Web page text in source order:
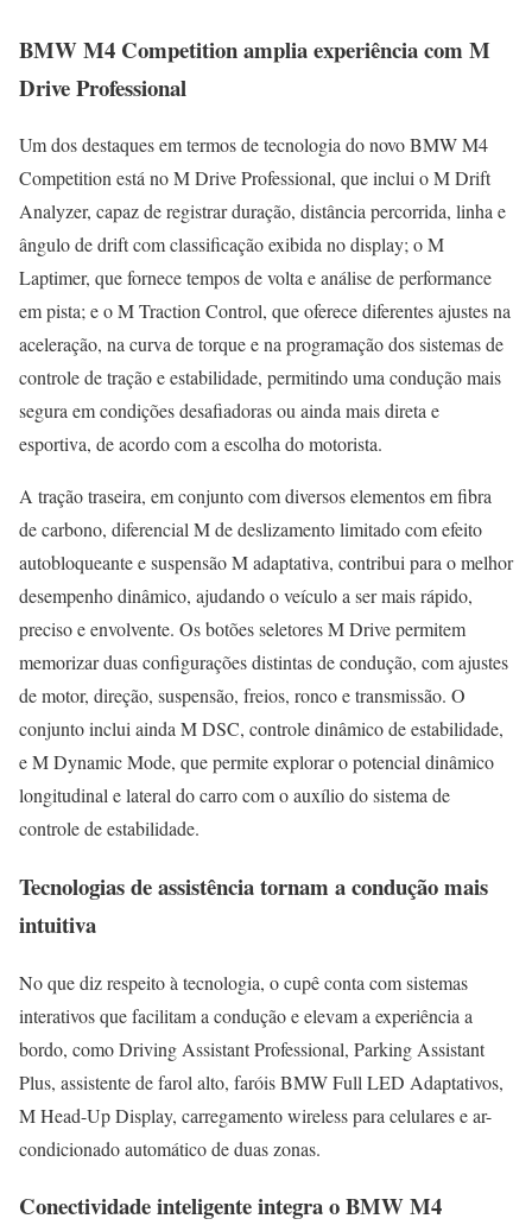
BMW M4 Competition amplia experiência com M
Drive Professional
Um dos destaques em termos de tecnologia do novo BMW M4
Competition está no M Drive Professional, que inclui o M Drift
Analyzer, capaz de registrar duração, distância percorrida, linha e
ângulo de drift com classificação exibida no display; o M
Laptimer, que fornece tempos de volta e análise de performance
em pista; e o M Traction Control, que oferece diferentes ajustes na
aceleração, na curva de torque e na programação dos sistemas de
controle de tração e estabilidade, permitindo uma condução mais
segura em condições desafiadoras ou ainda mais direta e
esportiva, de acordo com a escolha do motorista.
A tração traseira, em conjunto com diversos elementos em fibra
de carbono, diferencial M de deslizamento limitado com efeito
autobloqueante e suspensão M adaptativa, contribui para o melhor
desempenho dinâmico, ajudando o veículo a ser mais rápido,
preciso e envolvente. Os botões seletores M Drive permitem
memorizar duas configurações distintas de condução, com ajustes
de motor, direção, suspensão, freios, ronco e transmissão. O
conjunto inclui ainda M DSC, controle dinâmico de estabilidade,
e M Dynamic Mode, que permite explorar o potencial dinâmico
longitudinal e lateral do carro com o auxílio do sistema de
controle de estabilidade.
Tecnologias de assistência tornam a condução mais
intuitiva
No que diz respeito à tecnologia, o cupê conta com sistemas
interativos que facilitam a condução e elevam a experiência a
bordo, como Driving Assistant Professional, Parking Assistant
Plus, assistente de farol alto, faróis BMW Full LED Adaptativos,
M Head-Up Display, carregamento wireless para celulares e ar-
condicionado automático de duas zonas.
Conectividade inteligente integra o BMW M4